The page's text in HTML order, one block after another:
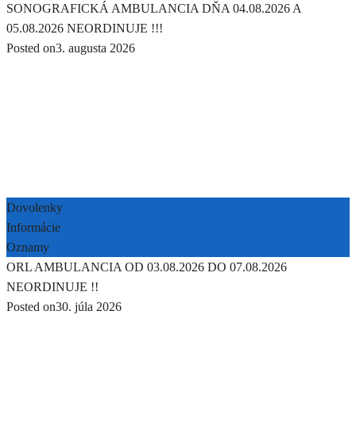
SONOGRAFICKÁ AMBULANCIA DŇA 04.08.2026 A
05.08.2026 NEORDINUJE !!!
Posted on3. augusta 2026
Dovolenky
Informácie
Oznamy
ORL AMBULANCIA OD 03.08.2026 DO 07.08.2026
NEORDINUJE !!
Posted on30. júla 2026